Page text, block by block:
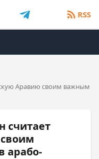
RSS
Аравию своим важным
считает
арабо-